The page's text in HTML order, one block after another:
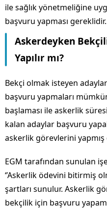
ile sağlık yönetmeliğine
başvuru yapması gereklidir.
Askerdeyken
Yapılır mı?
Bekçi olmak isteyen
başvuru yapmaları
başlaması ile askerlik
kalan adaylar başvuru
askerlik görevlerini yapmış
EGM tarafından sunulan
‘’Askerlik ödevini bitirmiş
şartları sunulur. Askerlik
bekçilik için başvuru